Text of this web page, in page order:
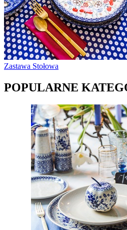
Zastawa Stołowa
POPULARNE